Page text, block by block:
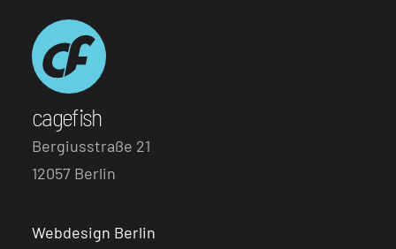
cagefish
Bergiusstraße 21
12057 Berlin
Webdesign Berlin